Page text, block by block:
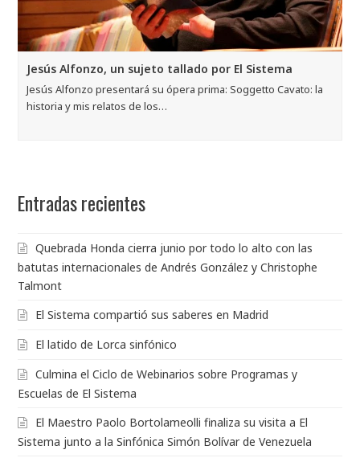
Jesús Alfonzo, un sujeto tallado por El Sistema
Jesús Alfonzo presentará su ópera prima: Soggetto Cavato: la
historia y mis relatos de los…
Entradas recientes
Quebrada Honda cierra junio por todo lo alto con las
batutas internacionales de Andrés González y Christophe
Talmont
El Sistema compartió sus saberes en Madrid
El latido de Lorca sinfónico
Culmina el Ciclo de Webinarios sobre Programas y
Escuelas de El Sistema
El Maestro Paolo Bortolameolli finaliza su visita a El
Sistema junto a la Sinfónica Simón Bolívar de Venezuela